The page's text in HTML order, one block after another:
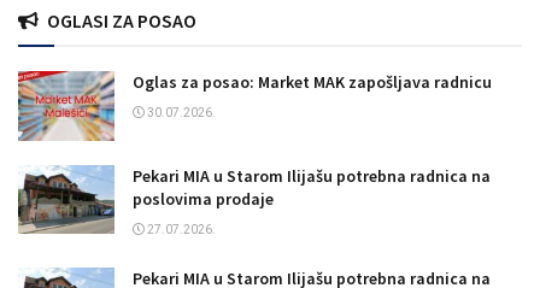
OGLASI ZA POSAO
Oglas za posao: Market MAK zapošljava radnicu
30.07.2026.
Pekari MIA u Starom Ilijašu potrebna radnica na
poslovima prodaje
27.07.2026.
Pekari MIA u Starom Ilijašu potrebna radnica na